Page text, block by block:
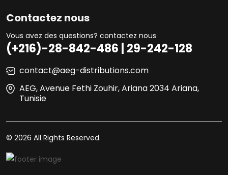
Contactez nous
Vous avez des questions? contactez nous
(+216)-28-842-486 | 29-242-128
contact@aeg-distributions.com
AEG, Avenue Fethi Zouhir, Ariana 2034 Ariana,
Tunisie
© 2026 All Rights Reserved.